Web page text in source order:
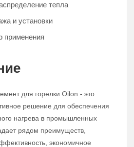
тепла
и установки
применения
для горелки Oilon - это
решение для обеспечения
нагрева в промышленных
рядом преимуществ,
экономичное